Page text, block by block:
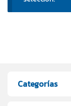
Categorías